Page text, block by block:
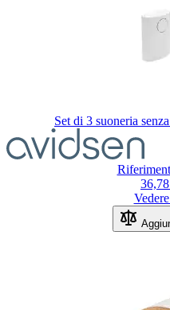
Set di 3 suoneria